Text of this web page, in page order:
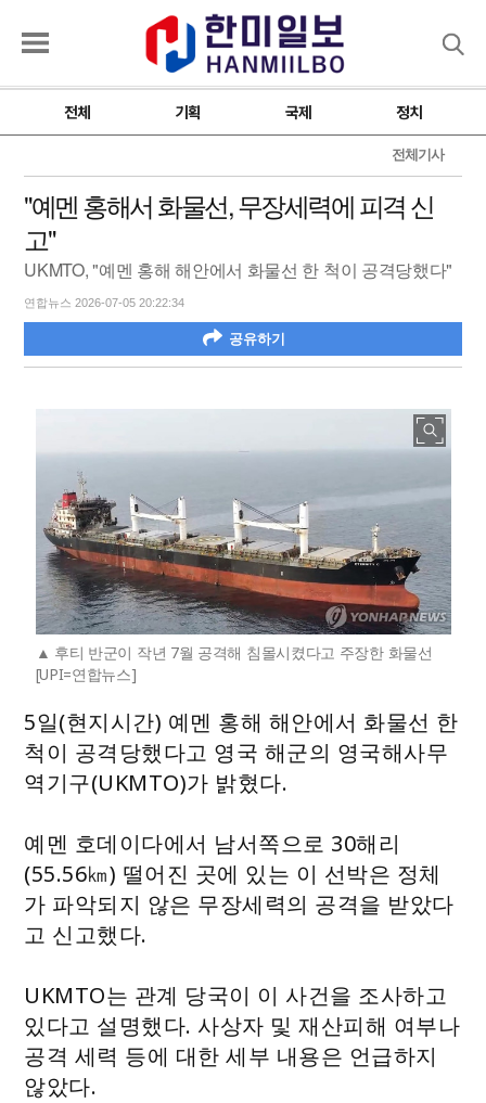
전체 기획 국제 정치
전체기사
"예멘 홍해서 화물선, 무장세력에 피격 신
고"
UKMTO, "예멘 홍해 해안에서 화물선 한 척이 공격당했다"
연합뉴스 2026-07-05 20:22:34
공유하기
후티 반군이 작년 7월 공격해 침몰시켰다고 주장한 화물선
[UPI=연합뉴스]
5일(현지시간) 예멘 홍해 해안에서 화물선 한
척이 공격당했다고 영국 해군의 영국해사무
역기구(UKMTO)가 밝혔다.
예멘 호데이다에서 남서쪽으로 30해리
(55.56㎞) 떨어진 곳에 있는 이 선박은 정체
가 파악되지 않은 무장세력의 공격을 받았다
고 신고했다.
UKMTO는 관계 당국이 이 사건을 조사하고
있다고 설명했다. 사상자 및 재산피해 여부나
공격 세력 등에 대한 세부 내용은 언급하지
않았다.